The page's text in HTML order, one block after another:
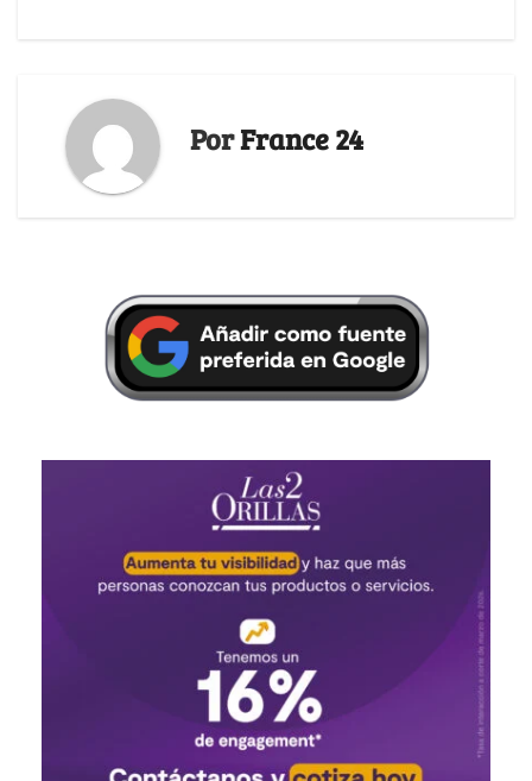
PorFrance 24